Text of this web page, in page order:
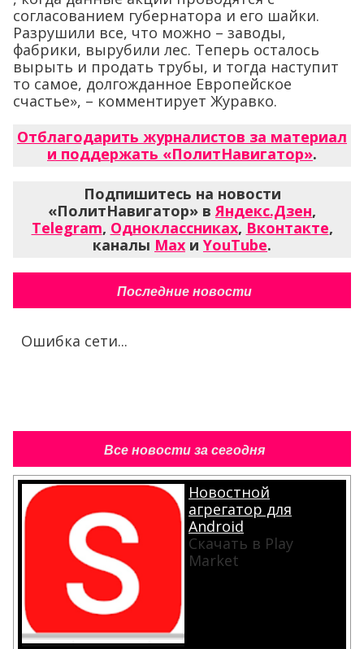
согласованием губернатора и его шайки.
Разрушили все, что можно – заводы,
фабрики, вырубили лес. Теперь осталось
вырыть и продать трубы, и тогда наступит
то самое, долгожданное Европейское
счастье», – комментирует Журавко.
Отблагодарить журналистов за материал
и поддержать «ПолитНавигатор».
Подпишитесь на новости
«ПолитНавигатор» вЯндекс.Дзен,
Telegram, Одноклассниках, Вконтакте,
каналы Max и YouTube.
Последние новости
Ошибка сети...
Все новости за сегодня
Новостной
агрегатор для
Android
Скачать в Play
Market